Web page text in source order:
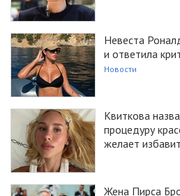
Невеста
и ответила
Новости
Квиткова
процедуру
желает
Жена Пирса